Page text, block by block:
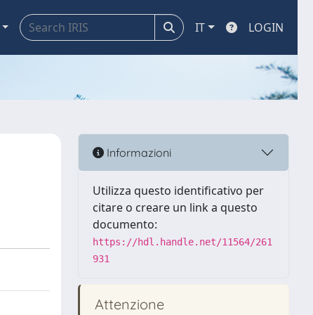
IT LOGIN
Informazioni
Utilizza questo identificativo per
citare o creare un link a questo
documento:
https://hdl.handle.net/11564/261
931
Attenzione